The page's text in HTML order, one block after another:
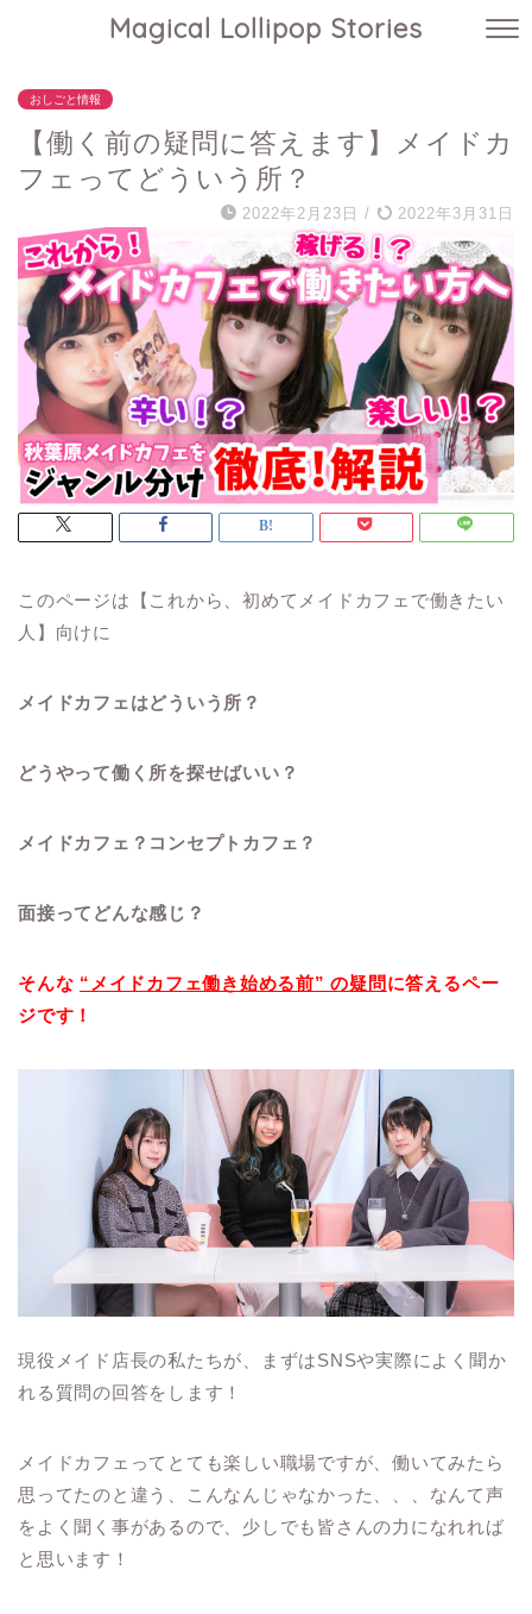
Magical Lollipop Stories
おしごと情報
【働く前の疑問に答えます】メイドカ
フェってどういう所？
2022年2月23日 / 2022年3月31日
このページは【これから、初めてメイドカフェで働きたい
人】向けに
メイドカフェはどういう所？
どうやって働く所を探せばいい？
メイドカフェ？コンセプトカフェ？
面接ってどんな感じ？
そんな “メイドカフェ働き始める前” の疑問 に答えるペー
ジです！
現役メイド店長の私たちが、まずはSNSや実際によく聞か
れる質問の回答をします！
メイドカフェってとても楽しい職場ですが、働いてみたら
思ってたのと違う、こんなんじゃなかった、、、なんて声
をよく聞く事があるので、少しでも皆さんの力になれれば
と思います！